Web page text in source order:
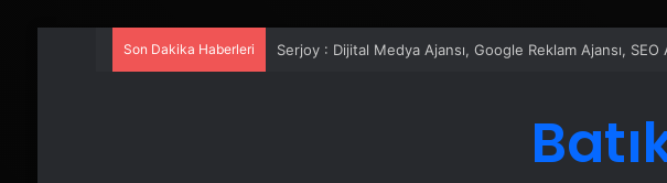
Son Dakika Haberleri Serjoy : Dijital Medya Ajansı, Google Reklam Ajansı, SEO